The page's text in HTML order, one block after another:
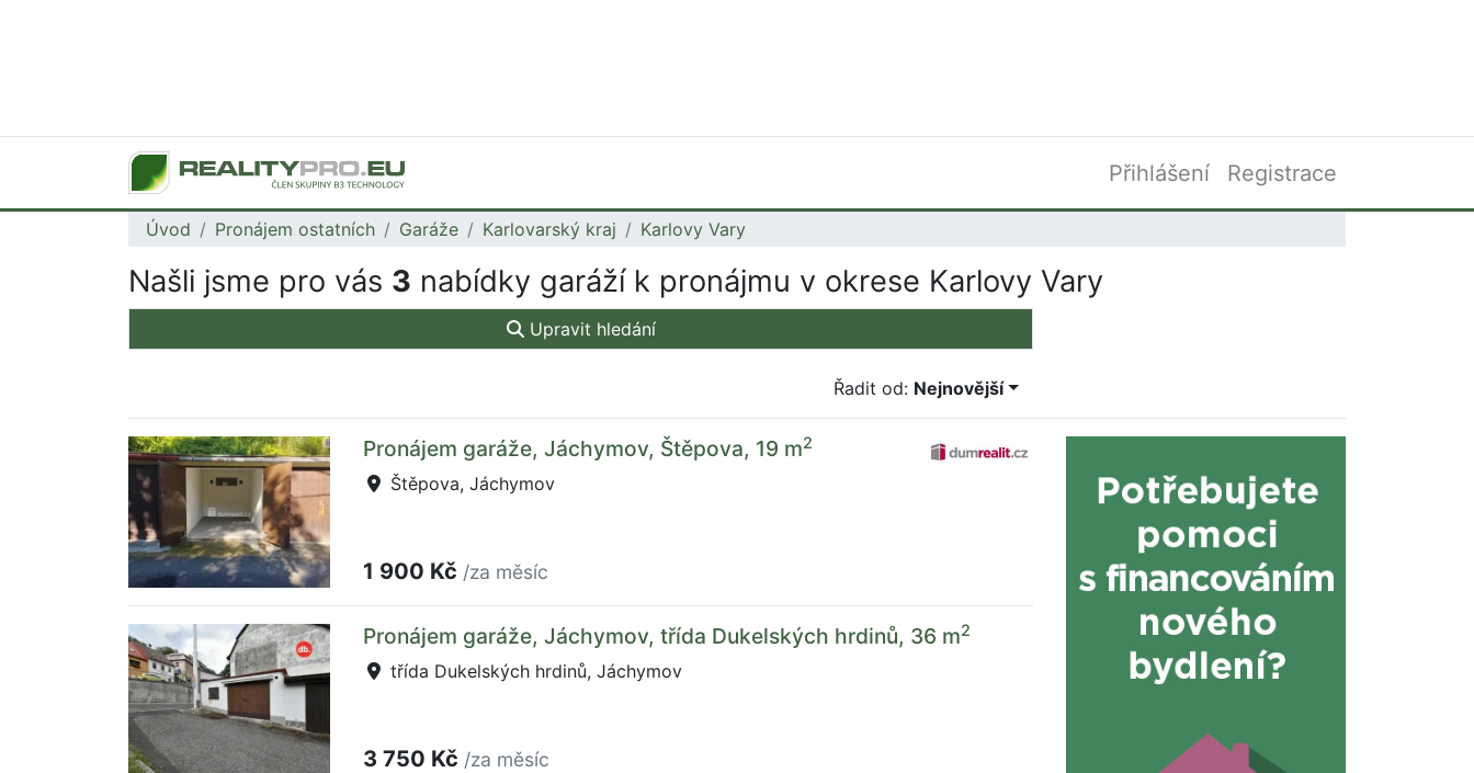
Přihlášení Registrace
Úvod Pronájem ostatních Garáže Karlovarský kraj Karlovy Vary
Našli jsme pro vás 3 nabídky garáží k pronájmu v okrese Karlovy Vary
Upravit hledání
Řadit od: Nejnovější
Pronájem garáže, Jáchymov, Štěpova, 19 m2
Štěpova, Jáchymov
1 900 Kč /za měsíc
Pronájem garáže, Jáchymov, třída Dukelských hrdinů, 36 m2
třída Dukelských hrdinů, Jáchymov
3 750 Kč /za měsíc